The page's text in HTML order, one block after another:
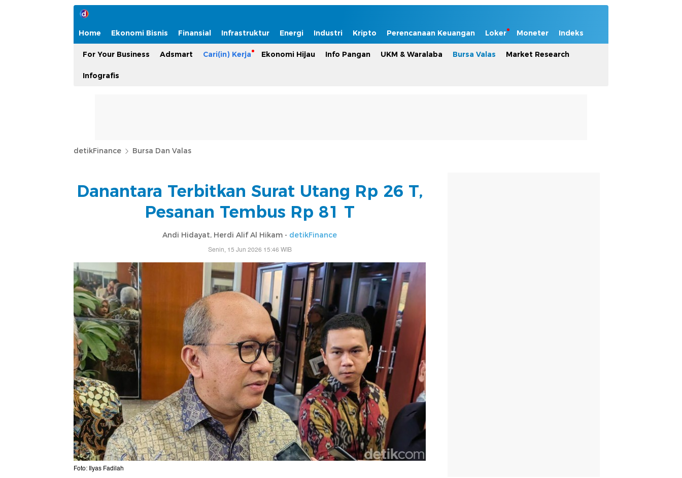
Home Ekonomi Bisnis Finansial Infrastruktur Energi Industri Kripto Perencanaan Keuangan Loker Moneter Indeks
For Your Business Adsmart Cari(in) Kerja Ekonomi Hijau Info Pangan UKM & Waralaba Bursa Valas Market Research
Infografis
detikFinance Bursa Dan Valas
Danantara Terbitkan Surat Utang Rp 26 T,
Pesanan Tembus Rp 81 T
Andi Hidayat, Herdi Alif Al Hikam - detikFinance
Senin, 15 Jun 2026 15:46 WIB
Foto: Ilyas Fadilah